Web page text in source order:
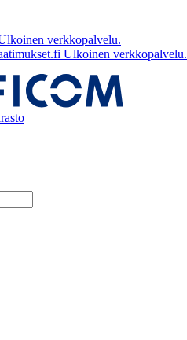
verkkopalvelu.
Ulkoinen verkkopalvelu.